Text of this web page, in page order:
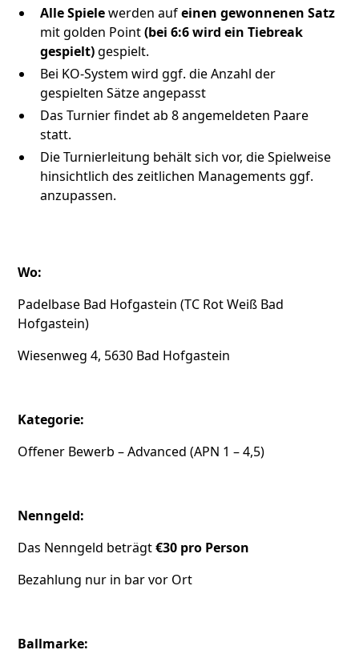
Alle Spielewerden aufeinen gewonnenen Satz
mit golden Point(bei 6:6 wird ein Tiebreak
gespielt)gespielt.
Bei KO-System wird ggf. die Anzahl der
gespielten Sätze angepasst
Das Turnier findet ab 8 angemeldeten Paare
statt.
Die Turnierleitung behält sich vor, die Spielweise
hinsichtlich des zeitlichen Managements ggf.
anzupassen.
Wo:
Padelbase Bad Hofgastein (TC Rot Weiß Bad
Hofgastein)
Wiesenweg 4, 5630 Bad Hofgastein
Kategorie:
Offener Bewerb – Advanced (APN 1 – 4,5)
Nenngeld:
Das Nenngeld beträgt€30 pro Person
Bezahlung nur in bar vor Ort
Ballmarke: